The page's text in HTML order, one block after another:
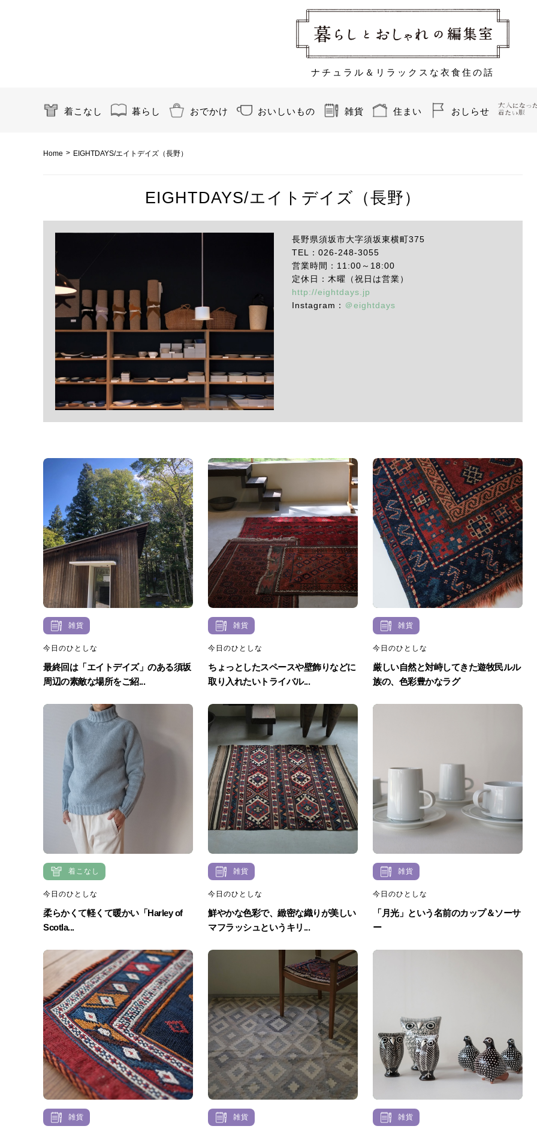
ナチュラル＆リラックスな衣食住の話
着こなし 暮らし おでかけ おいしいもの 雑貨 住まい おしらせ
Home > EIGHTDAYS/エイトデイズ（長野）
EIGHTDAYS/エイトデイズ（長野）
長野県須坂市大字須坂東横町375
TEL：026-248-3055
営業時間：11:00～18:00
定休日：木曜（祝日は営業）
http://eightdays.jp
Instagram： ＠eightdays
雑貨
今日のひとしな
最終回は「エイトデイズ」のある須坂
周辺の素敵な場所をご紹...
雑貨
今日のひとしな
ちょっとしたスペースや壁飾りなどに
取り入れたいトライバル...
雑貨
今日のひとしな
厳しい自然と対峙してきた遊牧民ルル
族の、色彩豊かなラグ
着こなし
今日のひとしな
柔らかくて軽くて暖かい「Harley of
Scotla...
雑貨
今日のひとしな
鮮やかな色彩で、緻密な織りが美しい
マフラッシュというキリ...
雑貨
今日のひとしな
「月光」という名前のカップ＆ソーサ
ー
雑貨 雑貨 雑貨